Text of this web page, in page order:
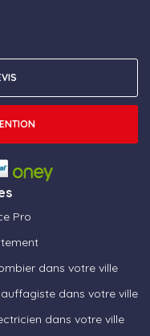
Pro
dans votre ville
dans votre ville
dans votre ville